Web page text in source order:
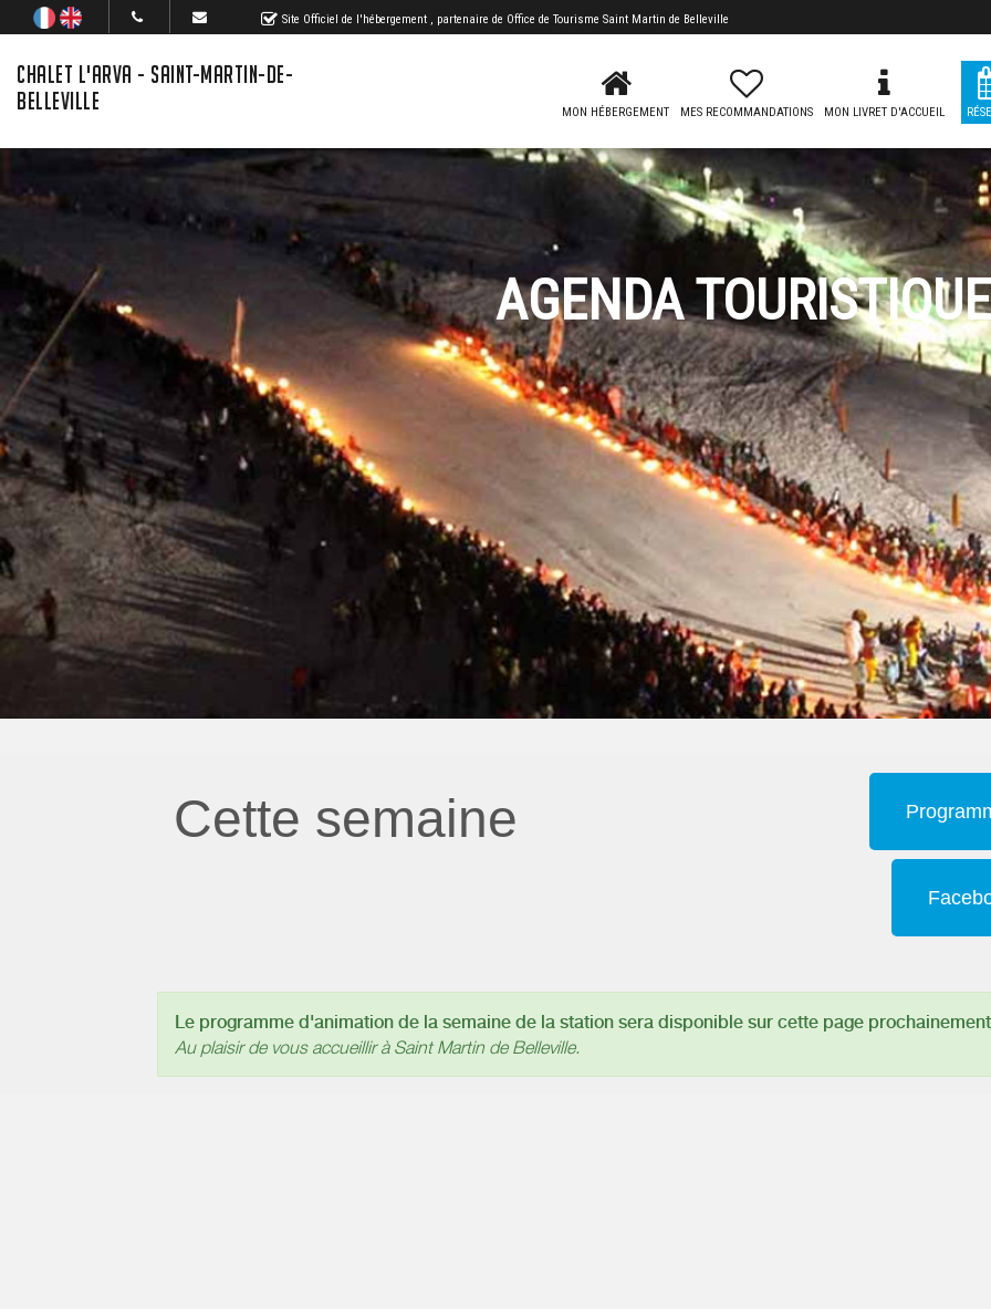
Site Officiel de l'hébergement , partenaire de Office de Tourisme Saint Martin de Belleville
CHALET L'ARVA - SAINT-MARTIN-DE-
BELLEVILLE
MON HÉBERGEMENT MES RECOMMANDATIONS MON LIVRET D'ACCUEIL
AGENDA TOURISTIQUE
Cette semaine
Le programme d'animation de la semaine de la station sera disponible sur cette page
Au plaisir de vous accueillir à Saint Martin de Belleville.